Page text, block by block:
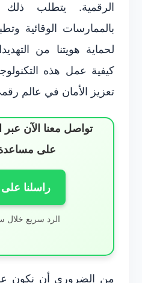
الرقمية. يتطلب
بالممارسات الوقائية
لحماية هويتنا من
كيفية عمل هذه
تعزيز الأمان في عالم
تواصل معنا الآن
على
راسلنا
الرد سريع خلال
من الضروري أن نكون على